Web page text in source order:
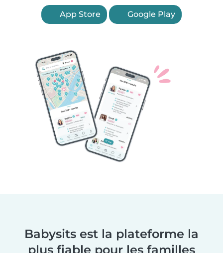
App Store Google Play
Babysits est la plateforme la
plus fiable pour les familles